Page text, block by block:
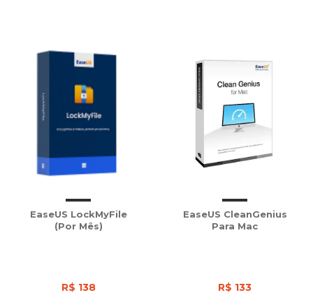
EaseUS LockMyFile
(Por Mês)
R$ 138
EaseUS CleanGenius
Para Mac
R$ 133